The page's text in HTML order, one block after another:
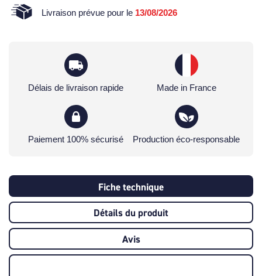
Livraison prévue pour le 13/08/2026
Délais de livraison rapide Made in France
Paiement 100% sécurisé Production éco-responsable
Fiche technique
Détails du produit
Avis